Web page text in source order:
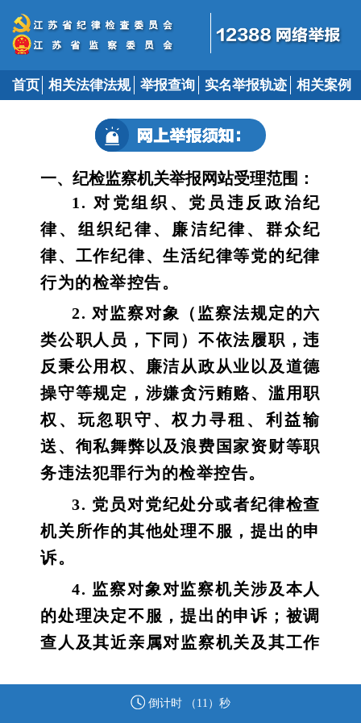
首页 相关法律法规 举报查询 实名举报轨迹 相关案例
一、纪检监察机关举报网站受理范围：
1. 对党组织、党员违反政治纪
律、组织纪律、廉洁纪律、群众纪
律、工作纪律、生活纪律等党的纪律
行为的检举控告。
2. 对监察对象（监察法规定的六
类公职人员，下同）不依法履职，违
反秉公用权、廉洁从政从业以及道德
操守等规定，涉嫌贪污贿赂、滥用职
权、玩忽职守、权力寻租、利益输
送、徇私舞弊以及浪费国家资财等职
务违法犯罪行为的检举控告。
3. 党员对党纪处分或者纪律检查
机关所作的其他处理不服，提出的申
诉。
4. 监察对象对监察机关涉及本人
的处理决定不服，提出的申诉；被调
查人及其近亲属对监察机关及其工作
法权益的行为，提出的申诉。
倒计时 （ 11 ）秒